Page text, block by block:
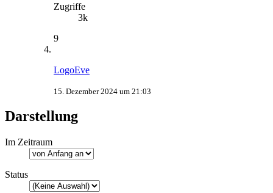
Zugriffe
3k
9
LogoEve
15. Dezember 2024 um 21:03
Darstellung
Im Zeitraum
Status